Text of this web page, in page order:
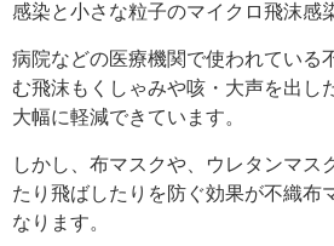
感染と小さな粒子のマイクロ飛沫感
病院などの医療機関で使われている
む飛沫もくしゃみや咳・大声を出し
大幅に軽減できています。
しかし、布マスクや、ウレタンマス
たり飛ばしたりを防ぐ効果が不織布
なります。